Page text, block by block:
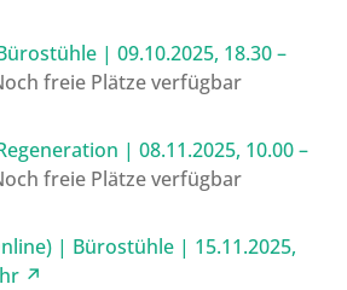
| 09.10.2025, 18.30 –
freie Plätze verfügbar
| 08.11.2025, 10.00 –
freie Plätze verfügbar
| Bürostühle | 15.11.2025,
↗